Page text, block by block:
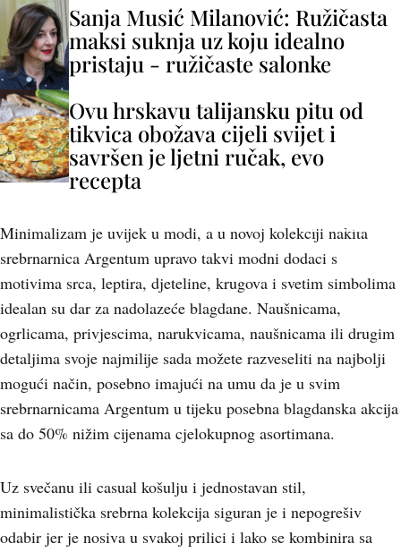
Sanja Musić Milanović: Ružičasta
maksi suknja uz koju idealno
pristaju - ružičaste salonke
Ovu hrskavu talijansku pitu od
tikvica obožava cijeli svijet i
savršen je ljetni ručak, evo
recepta
+ 16
Minimalizam je uvijek u modi, a u novoj kolekciji nakita
srebrnarnica Argentum upravo takvi modni dodaci s
motivima srca, leptira, djeteline, krugova i svetim simbolima
idealan su dar za nadolazeće blagdane. Naušnicama,
ogrlicama, privjescima, narukvicama, naušnicama ili drugim
detaljima svoje najmilije sada možete razveseliti na najbolji
mogući način, posebno imajući na umu da je u svim
srebrnarnicama Argentum u tijeku posebna blagdanska akcija
sa do 50% nižim cijenama cjelokupnog asortimana.
Uz svečanu ili casual košulju i jednostavan stil,
minimalistička srebrna kolekcija siguran je i nepogrešiv
odabir jer je nosiva u svakoj prilici i lako se kombinira sa